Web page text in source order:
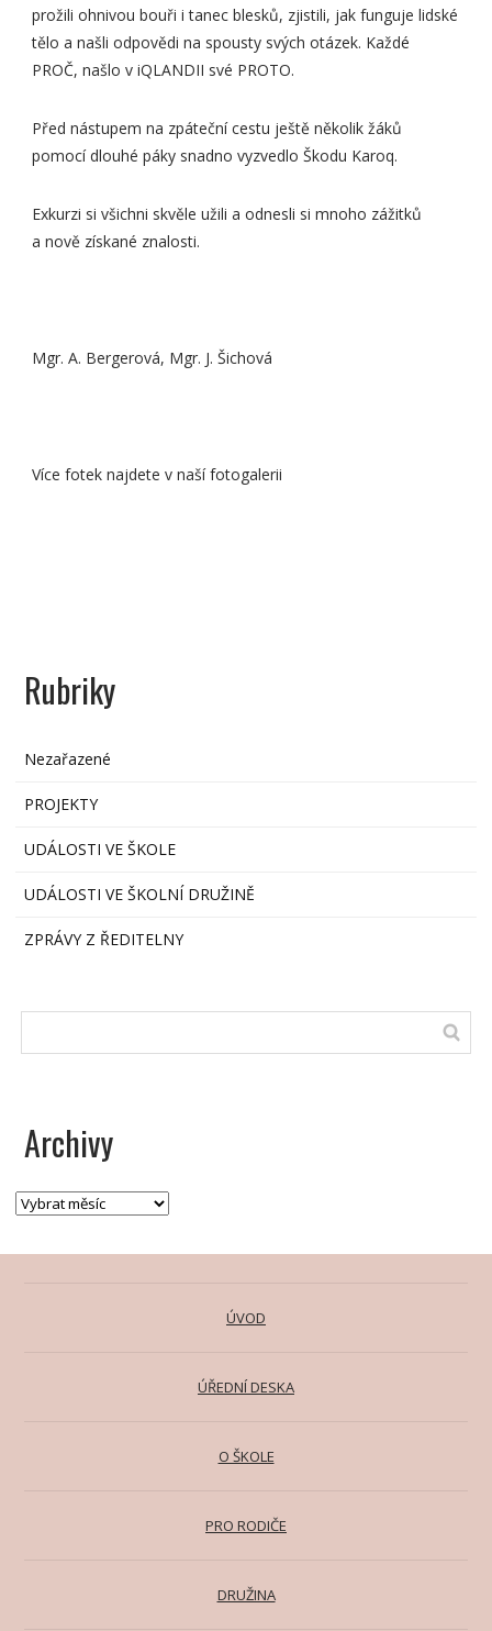
prožili ohnivou bouři i tanec blesků, zjistili, jak funguje lidské
tělo a našli odpovědi na spousty svých otázek. Každé
PROČ, našlo v iQLANDII své PROTO.
Před nástupem na zpáteční cestu ještě několik žáků
pomocí dlouhé páky snadno vyzvedlo Škodu Karoq.
Exkurzi si všichni skvěle užili a odnesli si mnoho zážitků
a nově získané znalosti.
Mgr. A. Bergerová, Mgr. J. Šichová
Více fotek najdete v naší fotogalerii
Rubriky
Nezařazené
PROJEKTY
UDÁLOSTI VE ŠKOLE
UDÁLOSTI VE ŠKOLNÍ DRUŽINĚ
ZPRÁVY Z ŘEDITELNY
Archivy
ÚVOD
ÚŘEDNÍ DESKA
O ŠKOLE
PRO RODIČE
DRUŽINA